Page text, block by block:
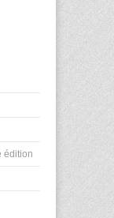
édition